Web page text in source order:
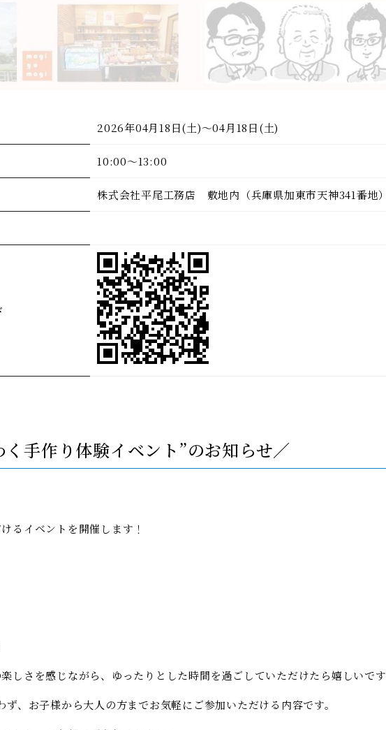
2026年04月18日(土)～04月18日(土)
10:00～13:00
株式会社平尾工務店 敷地内（兵庫県加東市天神341番地
手作り体験イベント”のお知らせ／
るイベントを開催します！
しさを感じながら、ゆったりとした時間を過ごしていただけたら嬉しいで
ず、お子様から大人の方までお気軽にご参加いただける内容です。